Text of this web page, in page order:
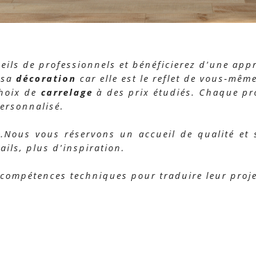
de professionnels et bénéficierez d'une
sadécoration car elle est le reflet de vous-
de carrelage à des prix étudiés. Chaque
Nous vous réservons un accueil de qualité et
plus d'inspiration.
techniques pour traduire leur